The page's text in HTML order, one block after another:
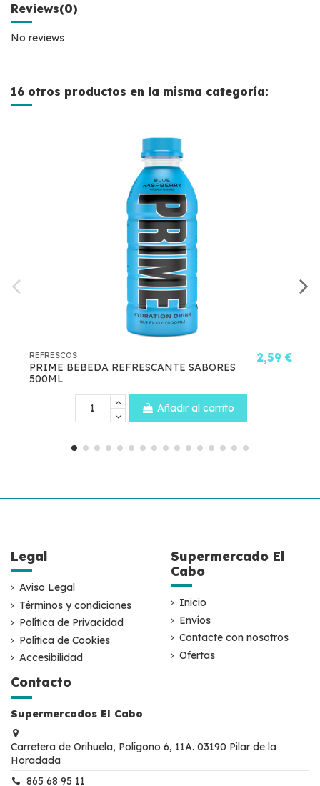
Reviews(0)
No reviews
16 otros productos en la misma categoría:
BEBEDA REFRESCANTE SABORES
Añadir al carrito
Legal
Aviso Legal
Términos y condiciones
Política de Privacidad
Política de Cookies
Accesibilidad
Supermercado El
Cabo
Inicio
Envíos
Contacte con nosotros
Ofertas
Contacto
Supermercados El Cabo
Carretera de Orihuela, Polígono 6, 11A. 03190 Pilar de la
Horadada
865 68 95 11